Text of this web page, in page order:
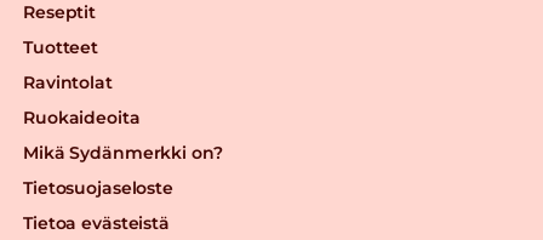
Reseptit
Tuotteet
Ravintolat
Ruokaideoita
Mikä Sydänmerkki on?
Tietosuojaseloste
Tietoa evästeistä